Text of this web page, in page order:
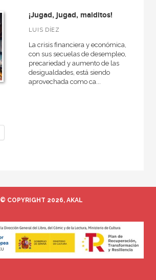
¡Jugad, jugad, malditos!
LUIS DÍEZ
La crisis financiera y económica,
con sus secuelas de desempleo,
precariedad y aumento de las
desigualdades, está siendo
aprovechada como ca...
© COPYRIGHT 2026, AKAL